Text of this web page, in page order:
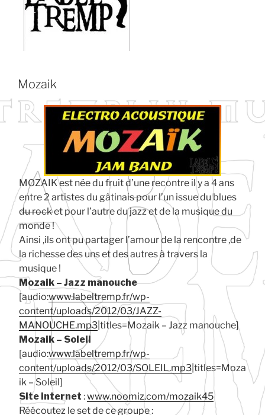
Mozaik
MOZAIK est née du fruit d’une recontre il y a 4 ans
entre 2 artistes du gâtinais pour l’un issue du blues
du rock et pour l’autre du jazz et de la musique du
monde !
Ainsi ,ils ont pu partager l’amour de la rencontre ,de
la richesse des uns et des autres à travers la
musique !
Mozaik – Jazz manouche
[audio:www.labeltremp.fr/wp-
content/uploads/2012/03/JAZZ-
MANOUCHE.mp3 |titles=Mozaik – Jazz manouche]
Mozaik – Soleil
[audio:www.labeltremp.fr/wp-
content/uploads/2012/03/SOLEIL.mp3 |titles=Moza
ik – Soleil]
Site internet :www.noomiz.com/mozaik45
Réécoutez le set de ce groupe :